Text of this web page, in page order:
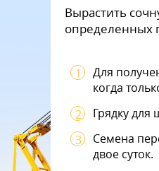
Вырастить
определенных
Для
когда
Грядку
Семена
двое суток.